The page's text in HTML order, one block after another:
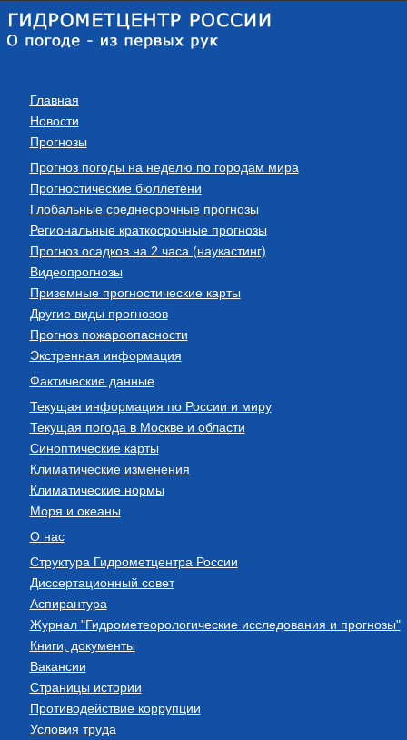
Главная
Новости
Прогнозы
Прогноз погоды на неделю по городам мира
Прогностические бюллетени
Глобальные среднесрочные прогнозы
Региональные краткосрочные прогнозы
Прогноз осадков на 2 часа (наукастинг)
Видеопрогнозы
Приземные прогностические карты
Другие виды прогнозов
Прогноз пожароопасности
Экстренная информация
Фактические данные
Текущая информация по России и миру
Текущая погода в Москве и области
Синоптические карты
Климатические изменения
Климатические нормы
Моря и океаны
О нас
Структура Гидрометцентра России
Диссертационный совет
Аспирантура
Журнал "Гидрометеорологические исследования и прогнозы"
Книги, документы
Вакансии
Страницы истории
Противодействие коррупции
Условия труда